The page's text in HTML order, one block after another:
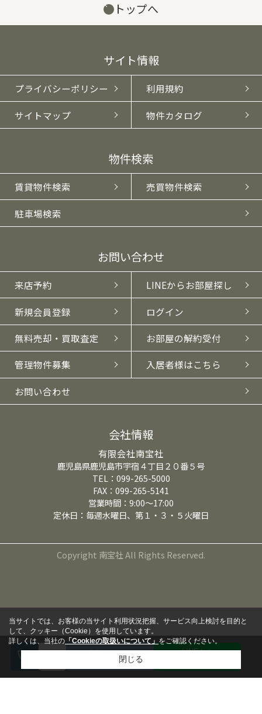
トップへ
サイト情報
プライバシーポリシー 利用規約
サイトマップ 物件カタログ
物件検索
賃貸物件検索 売買物件検索
駐車場検索
お問い合わせ
来店予約 LINEからお部屋探し
新規会員登録 ログイン
無料売却・買取査定 お部屋の解約受付
管理物件募集 入居者様はこちら
お問い合わせ
会社情報
有限会社南宝社
鹿児島県鹿児島市宇宿４丁目２０番５号
TEL：099-265-5000
FAX：099-265-5141
営業時間：9:00～17:00
定休日：毎週水曜日、第１・３・５火曜日
Copyright 南宝社 All Rights Reserved.
来店予約
LINEから
当サイトでは、お客様の当サイト利用状況把握、サービス向上検討を目的と
して、クッキー（Cookie）を使用しています。
詳しくは、当社の 「Cookieの取扱いについて」をご確認ください。
閉じる